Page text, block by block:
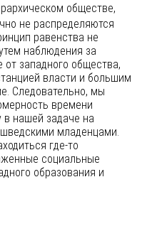
обществе,
не распределяются
равенства не
наблюдения за
западного общества,
власти и большим
Следовательно, мы
времени
в нашей задаче на
младенцами.
где-то
социальные
образования и